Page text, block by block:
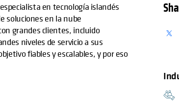
en tecnología islandés
soluciones en la nube
grandes clientes, incluido
niveles de servicio a sus
fiables y escalables, y por eso